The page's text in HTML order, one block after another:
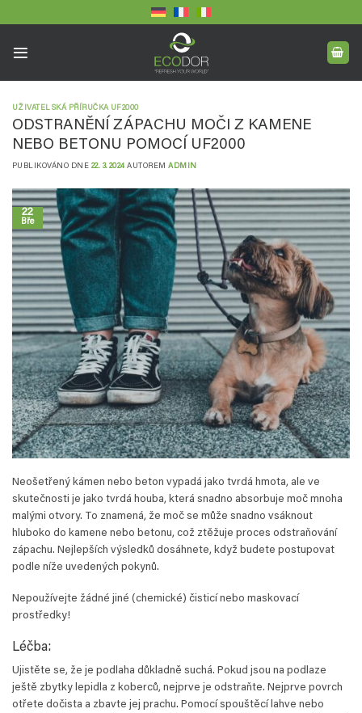
na
UŽIVATELSKÁ PŘÍRUČKA UF2000
ODSTRANĚNÍ ZÁPACHU MOČI Z KAMENE
NEBO BETONU POMOCÍ UF2000
PUBLIKOVÁNO DNE 22. 3. 2024 AUTOREMADMIN
22
Bře
Neošetřený kámen nebo beton vypadá jako tvrdá hmota, ale ve
skutečnosti je jako tvrdá houba, která snadno absorbuje moč mnoha
malými otvory. To znamená, že moč se může snadno vsáknout
hluboko do kamene nebo betonu, což ztěžuje proces odstraňování
zápachu. Nejlepších výsledků dosáhnete, když budete postupovat
podle níže uvedených pokynů.
Nepoužívejte žádné jiné (chemické) čisticí nebo maskovací
prostředky!
Léčba:
Ujistěte se, že je podlaha důkladně suchá. Pokud jsou na podlaze
ještě zbytky lepidla z koberců, nejprve je odstraňte. Nejprve povrch
otřete dočista a zbavte jej prachu. Pomocí spouštěcí lahve nebo